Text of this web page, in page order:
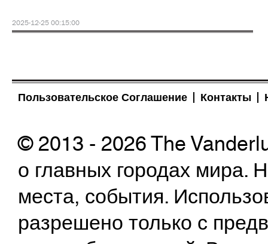
2025-12-25 00:15:00
Пользовательское Соглашение Контакты
© 2013 - 2026 The
о главных городах
места, события.
разрешено только с